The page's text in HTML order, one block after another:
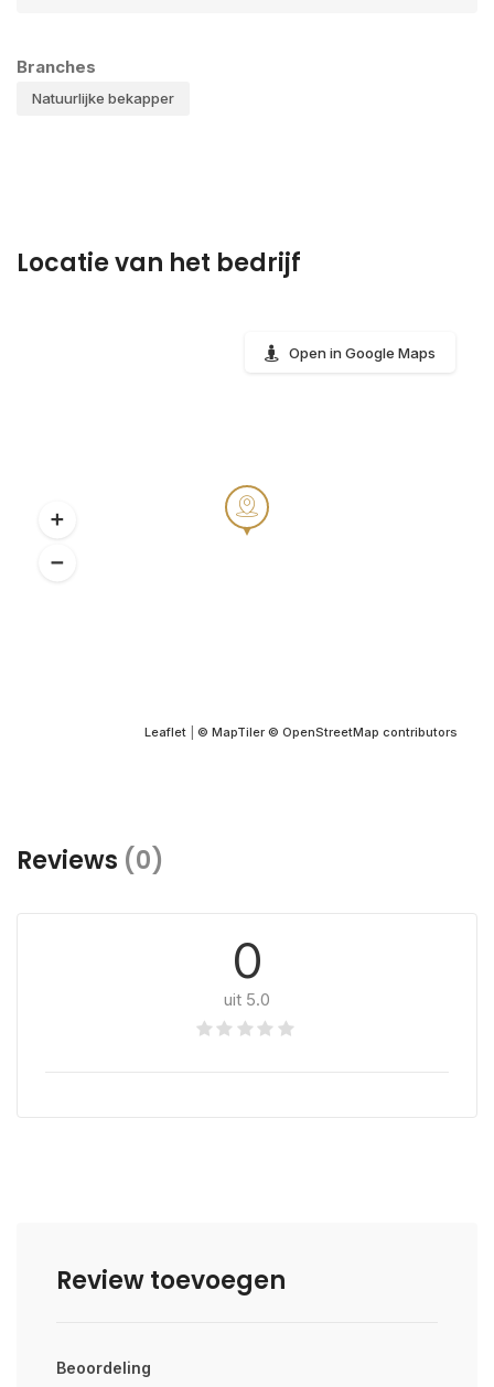
Branches
Natuurlijke bekapper
Locatie van het bedrijf
Leaflet © MapTiler © OpenStreetMap contributors
Open in Google Maps
Reviews (0)
0
uit 5.0
Review toevoegen
Beoordeling